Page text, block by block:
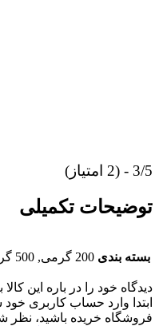
3/5 - (2 امتیاز)
توضیحات تکمیلی
بسته بندی 200 گرمی, 500 گرمی, 1000 گرمی
دیدگاه خود را در باره این کالا
ابتدا وارد حساب کاربری
فروشگاه خریده باشید،